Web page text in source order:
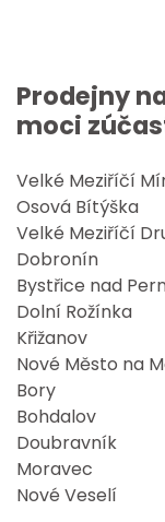
Prodejny
moci
Velké Meziříčí
Osová Bítýška
Velké Meziříčí
Dobronín
Bystřice nad
Dolní Rožínka
Křižanov
Nové Město na
Bory
Bohdalov
Doubravník
Moravec
Nové Veselí